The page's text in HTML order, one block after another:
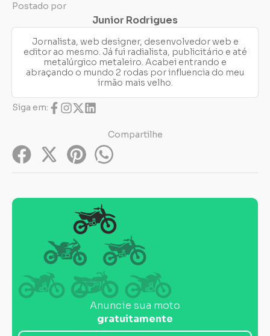
Postado por
Junior Rodrigues
Jornalista, web designer, desenvolvedor web e
editor ao mesmo. Já fui radialista, publicitário e até
metalúrgico metaleiro. Acabei entrando e
abraçando o mundo 2 rodas por influencia do meu
irmão mais velho.
Siga em:
Compartilhe
Anuncie sua moto
gratuitamente